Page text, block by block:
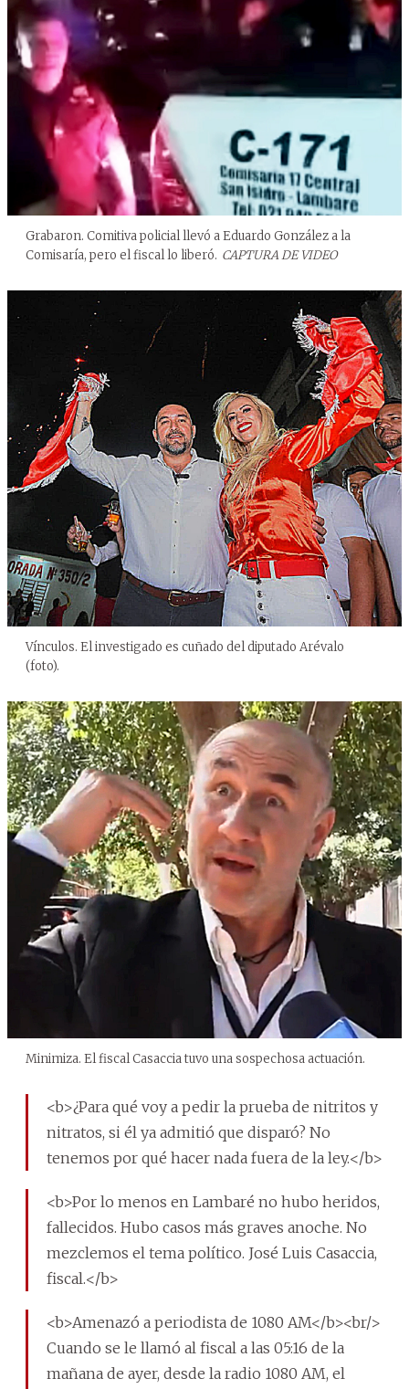
Grabaron. Comitiva policial llevó a Eduardo González a la
Comisaría, pero el fiscal lo liberó. CAPTURA DE VIDEO
Vínculos. El investigado es cuñado del diputado Arévalo
(foto).
Minimiza. El fiscal Casaccia tuvo una sospechosa actuación.
<b>¿Para qué voy a pedir la prueba de nitritos y
nitratos, si él ya admitió que disparó? No
tenemos por qué hacer nada fuera de la ley.</b>
<b>Por lo menos en Lambaré no hubo heridos,
fallecidos. Hubo casos más graves anoche. No
mezclemos el tema político. José Luis Casaccia,
fiscal.</b>
<b>Amenazó a periodista de 1080 AM</b><br/>
Cuando se le llamó al fiscal a las 05:16 de la
mañana de ayer, desde la radio 1080 AM, el